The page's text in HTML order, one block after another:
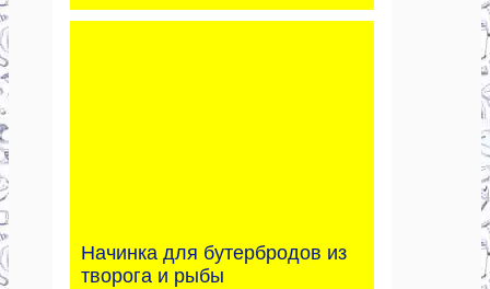
Начинка для бутербродов из
творога и рыбы